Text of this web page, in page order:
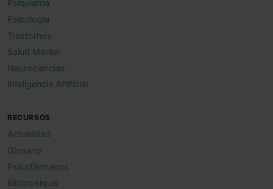
Psiquiatría
Psicología
Trastornos
Salud Mental
Neurociencias
Inteligencia Artificial
RECURSOS
Actualidad
Glosario
Psicofármacos
Bibliopsiquis